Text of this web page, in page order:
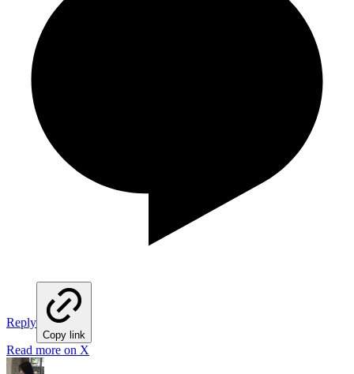
Reply
Copy link
Read more on X